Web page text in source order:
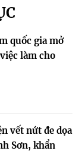
quốc gia mở
làm cho
vết nứt đe dọa
Sơn, khẩn